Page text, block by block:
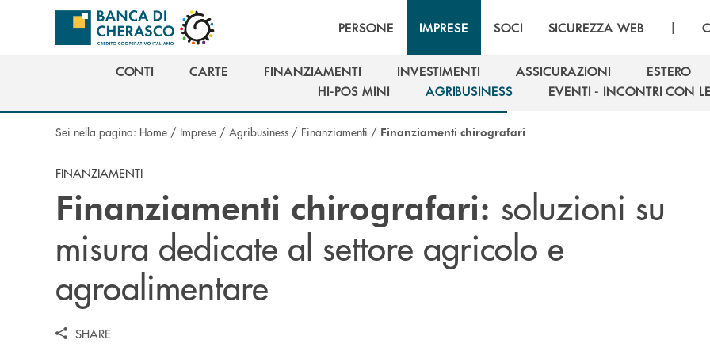
Salta al contenuto principale
PERSONE IMPRESE SOCI SICUREZZA WEB |
CONTI
CARTE
FINANZIAMENTI
FINANZIAMENTI
INVESTIMENTI
INVESTIMENTI
ASSICURAZIONI
ASSICURAZIONI
ESTERO
ESTERO
HI-POS MINI
HI-POS MINI
AGRIBUSINESS
AGRIBUSINESS
EVENTI - INCONTRI CON
Sei nella pagina: Home / Imprese / Agribusiness / Finanziamenti / Finanziamenti chirografari
FINANZIAMENTI
Finanziamenti chirografari: soluzioni su
misura dedicate al settore agricolo e
agroalimentare
SHARE